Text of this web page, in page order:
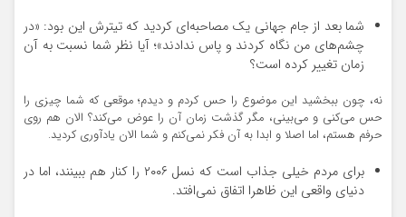
شما بعد از جام جهانی یک مصاحبه‌ای کردید که تیترش این بود: «در
چشم‌های من نگاه کردند و پاس ندادند»؛ آیا نظر شما نسبت به آن
زمان تغییر کرده است؟
نه، چون ببخشید این موضوع را حس کردم و دیدم؛ موقعی که شما چیزی را
حس می‌کنی و می‌بینی، مگر گذشت زمان آن را عوض می‌کند؟ الان هم روی
حرفم هستم، اما اصلا و ابدا به آن فکر نمی‌کنم و شما الان یادآوری کردید.
برای مردم خیلی جذاب است که نسل ۲۰۰۶ را کنار هم ببینند، اما در
دنیای واقعی این ظاهرا اتفاق نمی‌افتد.